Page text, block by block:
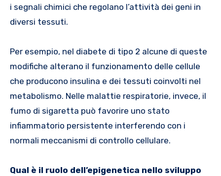
i segnali chimici che regolano l’attività dei geni in
diversi tessuti.
Per esempio, nel diabete di tipo 2 alcune di queste
modifiche alterano il funzionamento delle cellule
che producono insulina e dei tessuti coinvolti nel
metabolismo. Nelle malattie respiratorie, invece, il
fumo di sigaretta può favorire uno stato
infiammatorio persistente interferendo con i
normali meccanismi di controllo cellulare.
Qual è il ruolo dell’epigenetica nello sviluppo